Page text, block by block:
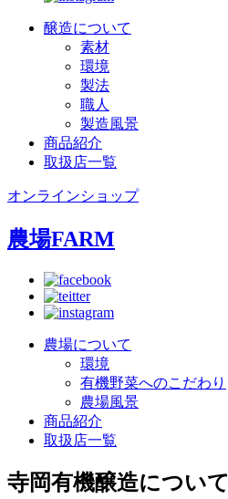
醸造について
素材
環境
製法
職人
製造風景
商品紹介
取扱店一覧
オンラインショップ
農場FARM
農場について
環境
有機野菜へのこだわり
農場風景
商品紹介
取扱店一覧
寺岡有機醸造について